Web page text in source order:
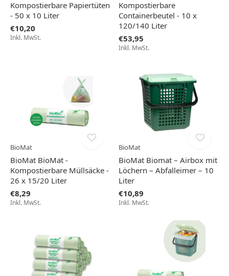
Kompostierbare Papiertüten
- 50 x 10 Liter
€10,20
Inkl. MwSt.
Kompostierbare
Containerbeutel - 10 x
120/140 Liter
€53,95
Inkl. MwSt.
BioMat
BioMat BioMat -
Kompostierbare Müllsäcke -
26 x 15/20 Liter
€8,29
Inkl. MwSt.
BioMat
BioMat Biomat – Airbox mit
Löchern – Abfalleimer – 10
Liter
€10,89
Inkl. MwSt.